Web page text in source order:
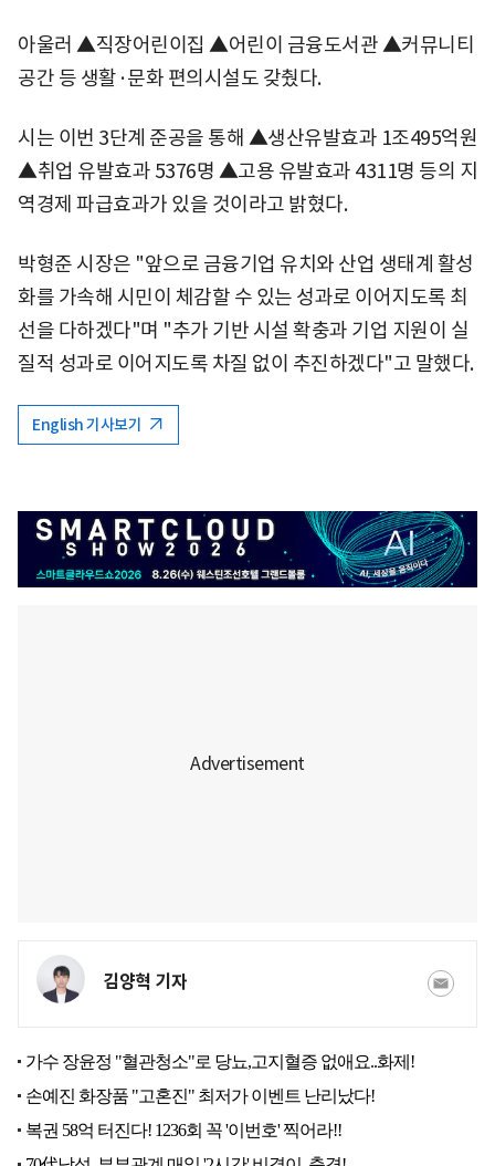
아울러 ▲직장어린이집 ▲어린이 금융도서관 ▲커뮤니티
공간 등 생활·문화 편의시설도 갖췄다.
시는 이번 3단계 준공을 통해 ▲생산유발효과 1조495억원
▲취업 유발효과 5376명 ▲고용 유발효과 4311명 등의 지
역경제 파급효과가 있을 것이라고 밝혔다.
박형준 시장은 "앞으로 금융기업 유치와 산업 생태계 활성
화를 가속해 시민이 체감할 수 있는 성과로 이어지도록 최
선을 다하겠다"며 "추가 기반 시설 확충과 기업 지원이 실
질적 성과로 이어지도록 차질 없이 추진하겠다"고 말했다.
English 기사보기
김양혁 기자